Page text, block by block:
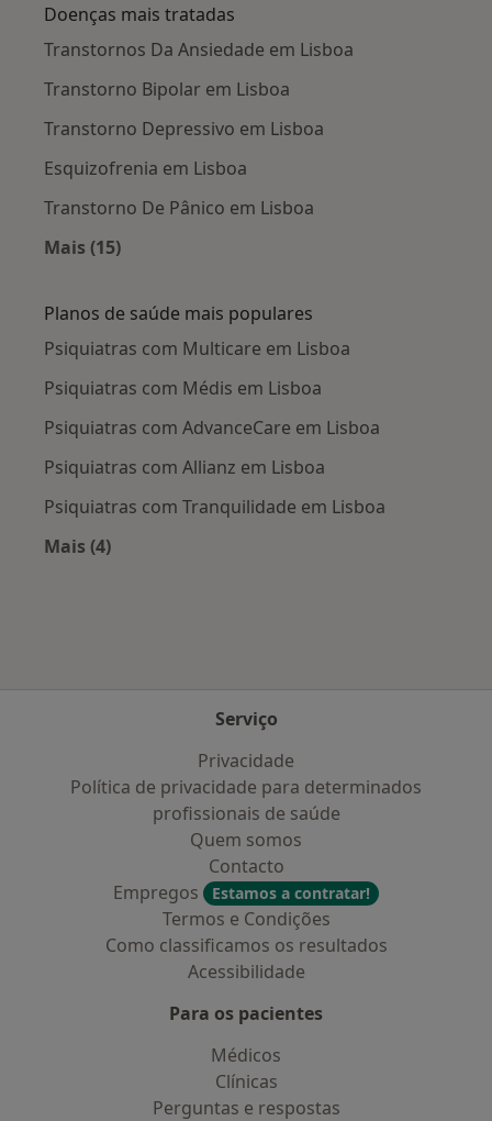
Doenças mais tratadas
Transtornos Da Ansiedade em Lisboa
Transtorno Bipolar em Lisboa
Transtorno Depressivo em Lisboa
Esquizofrenia em Lisboa
Transtorno De Pânico em Lisboa
Mais (15)
Planos de saúde mais populares
Psiquiatras com Multicare em Lisboa
Psiquiatras com Médis em Lisboa
Psiquiatras com AdvanceCare em Lisboa
Psiquiatras com Allianz em Lisboa
Psiquiatras com Tranquilidade em Lisboa
Mais (4)
Serviço
Privacidade
Política de privacidade para determinados
profissionais de saúde
Quem somos
Contacto
Empregos
Estamos a contratar!
Termos e Condições
Como classificamos os resultados
Acessibilidade
Para os pacientes
Médicos
Clínicas
Perguntas e respostas